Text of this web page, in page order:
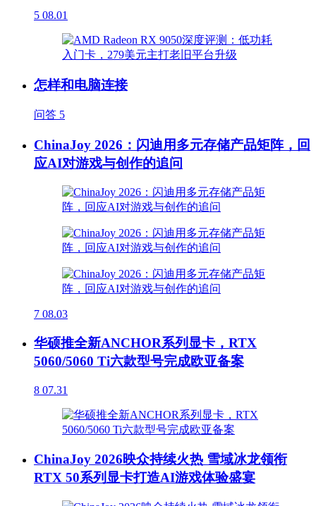
5 08.01
怎样和电脑连接
问答 5
ChinaJoy 2026：闪迪用多元存储产品矩阵，回
应AI对游戏与创作的追问
7 08.03
华硕推全新ANCHOR系列显卡，RTX
5060/5060 Ti六款型号完成欧亚备案
8 07.31
ChinaJoy 2026映众持续火热 雪域冰龙领衔
RTX 50系列显卡打造AI游戏体验盛宴